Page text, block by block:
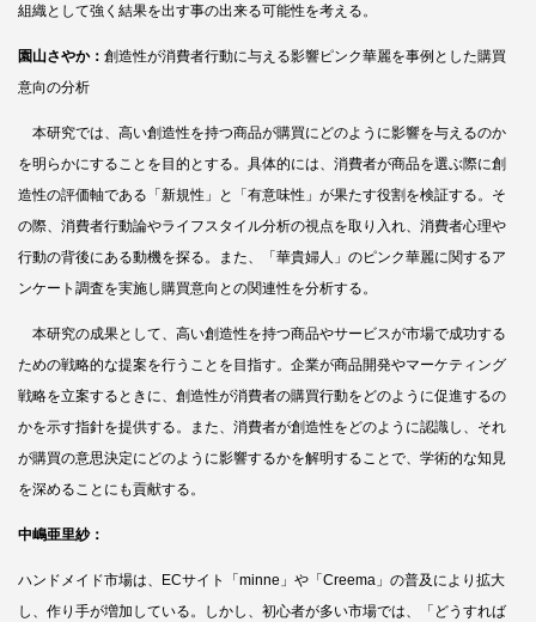
組織として強く結果を出す事の出来る可能性を考える。
園山さやか： 創造性が消費者行動に与える影響ピンク華麗を事例とした購買
意向の分析
本研究では、高い創造性を持つ商品が購買にどのように影響を与えるのか
を明らかにすることを目的とする。具体的には、消費者が商品を選ぶ際に創
造性の評価軸である「新規性」と「有意味性」が果たす役割を検証する。そ
の際、消費者行動論やライフスタイル分析の視点を取り入れ、消費者心理や
行動の背後にある動機を探る。また、「華貴婦人」のピンク華麗に関するア
ンケート調査を実施し購買意向との関連性を分析する。
本研究の成果として、高い創造性を持つ商品やサービスが市場で成功する
ための戦略的な提案を行うことを目指す。企業が商品開発やマーケティング
戦略を立案するときに、創造性が消費者の購買行動をどのように促進するの
かを示す指針を提供する。また、消費者が創造性をどのように認識し、それ
が購買の意思決定にどのように影響するかを解明することで、学術的な知見
を深めることにも貢献する。
中嶋亜里紗：
ハンドメイド市場は、ECサイト「minne」や「Creema」の普及により拡大
し、作り手が増加している。しかし、初心者が多い市場では、「どうすれば